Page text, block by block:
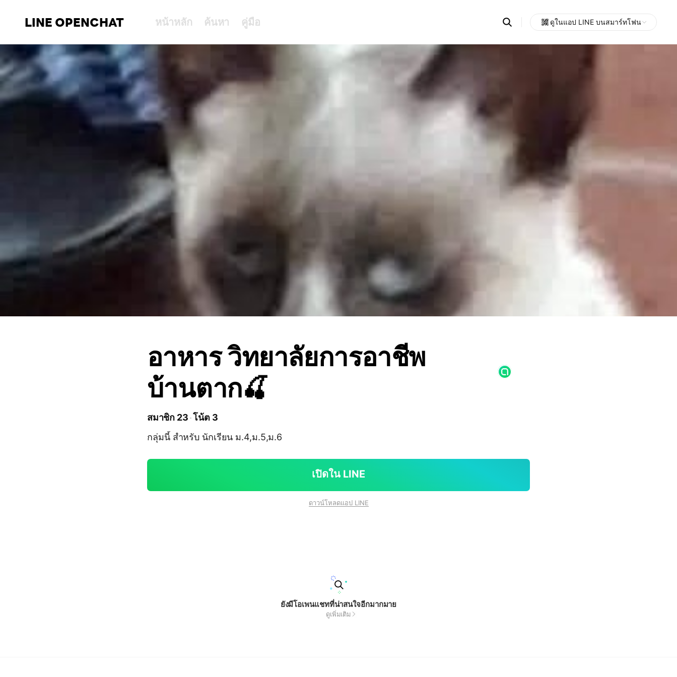
LINE OPENCHAT หน้าหลัก ค้นหา คู่มือ Search
OpenChats
messages
search
ดูในแอป LINE บนสมาร์ทโฟน
อาหาร วิทยาลัยการอาชีพ
บ้านตาก🍒
สมาชิก 23 โน้ต 3
กลุ่มนี้ สำหรับ นักเรียน ม.4,ม.5,ม.6
เปิดใน LINE
ดาวน์โหลดแอป LINE
ยังมีโอเพนแชทที่น่าสนใจอีกมากมาย
ดูเพิ่มเติม